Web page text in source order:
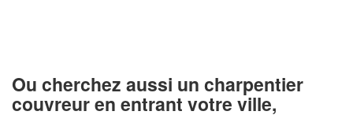
Ou cherchez aussi un charpentier
couvreur en entrant votre ville,